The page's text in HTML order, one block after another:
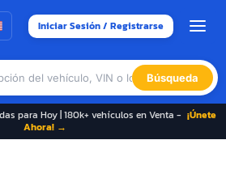
Iniciar Sesión / Registrarse
Búsqueda
para Hoy | 180k+ vehículos en Venta - ¡Únete
Ahora! →